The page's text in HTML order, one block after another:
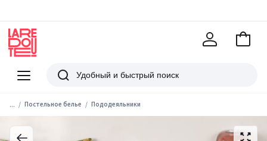
Меню
Redoute
Поиск
В
... Постельное белье Пододеяльники